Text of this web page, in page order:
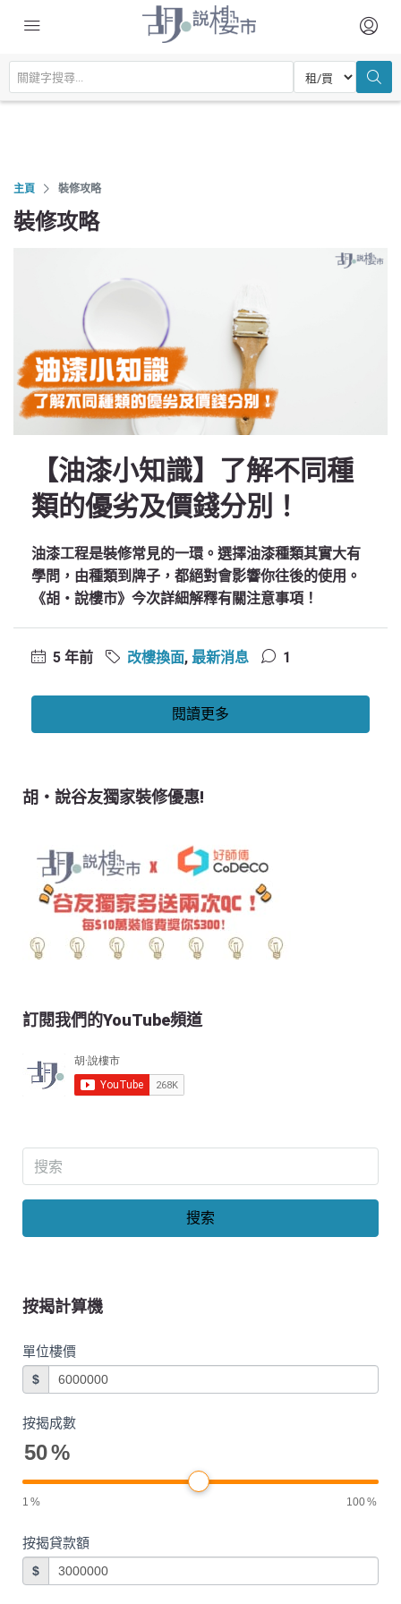
主頁 裝修攻略
裝修攻略
【油漆小知識】了解不同種
類的優劣及價錢分別！
油漆工程是裝修常見的一環。選擇油漆種類其實大有
學問，由種類到牌子，都絕對會影響你往後的使用。
《胡‧說樓市》今次詳細解釋有關注意事項！
5 年前 改樓換面, 最新消息 1
閱讀更多
胡‧說谷友獨家裝修優惠!
訂閱我們的YouTube頻道
搜索
按揭計算機
單位樓價
$
按揭成數
50%
1 % 100%
按揭貸款額
$